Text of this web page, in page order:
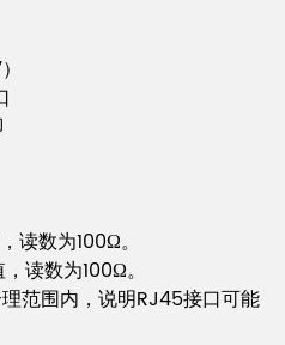
读数为100Ω。
读数为100Ω。
范围内，说明RJ45接口可能